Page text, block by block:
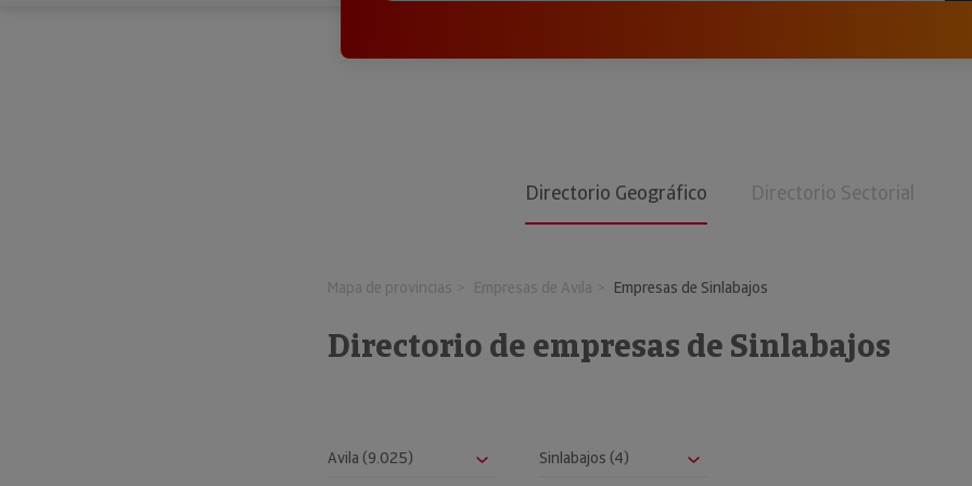
Directorio Geográfico Directorio Sectorial
Mapa de provincias Empresas de Avila Empresas de Sinlabajos
Directorio de empresas de Sinlabajos